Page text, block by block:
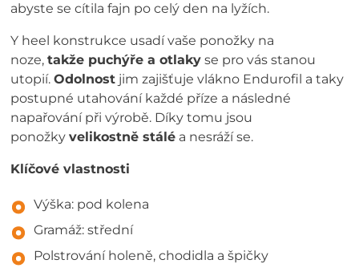
abyste se cítila fajn po celý den na lyžích.
Y heel konstrukce usadí vaše ponožky na
noze,takže puchýře a otlaky se pro vás stanou
utopií.Odolnost jim zajišťuje vlákno Endurofil a taky
postupné utahování každé příze a následné
napařování při výrobě. Díky tomu jsou
ponožkyvelikostně stálé a nesráží se.
Klíčové vlastnosti
Výška: pod kolena
Gramáž: střední
Polstrování holeně, chodidla a špičky